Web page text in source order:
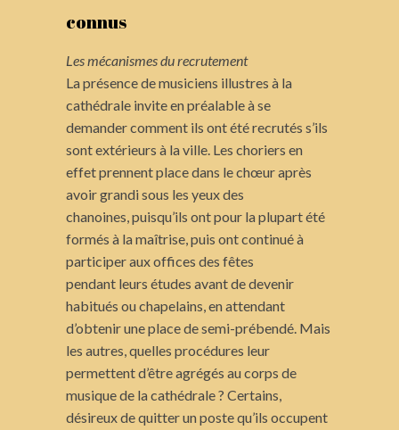
connus
Les mécanismes du recrutement
La présence de musiciens illustres à la
cathédrale invite en préalable à se
demander comment ils ont été recrutés s’ils
sont extérieurs à la ville. Les choriers en
effet prennent place dans le chœur après
avoir grandi sous les yeux des
chanoines, puisqu’ils ont pour la plupart été
formés à la maîtrise, puis ont continué à
participer aux offices des fêtes
pendant leurs études avant de devenir
habitués ou chapelains, en attendant
d’obtenir une place de semi-prébendé. Mais
les autres, quelles procédures leur
permettent d’être agrégés au corps de
musique de la cathédrale ? Certains,
désireux de quitter un poste qu’ils occupent